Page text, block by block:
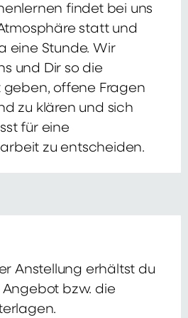
findet bei uns
statt und
eine Stunde. Wir
und Dir so die
geben, offene Fragen
zu klären und sich
für eine
zu entscheiden.
Anstellung erhältst du
Angebot bzw. die